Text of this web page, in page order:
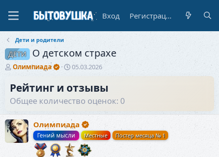
Вход Регистрация
Дети и родители
ДЕТИ О детском страхе
А
т
р
е
м
ы
Олимпиада
Д
т
а
н
ч
а
л
а
05.03.2026
Рейтинг и отзывы
Общее количество оценок: 0
Олимпиада
Гений мысли Местные Постер месяца № 1